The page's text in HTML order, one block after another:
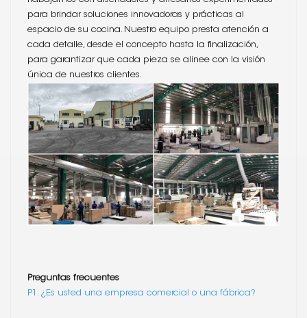
para brindar soluciones innovadoras y prácticas al
espacio de su cocina. Nuestro equipo presta atención a
cada detalle, desde el concepto hasta la finalización,
para garantizar que cada pieza se alinee con la visión
única de nuestros clientes.
Preguntas frecuentes
P1. ¿Es usted una empresa comercial o una fábrica?